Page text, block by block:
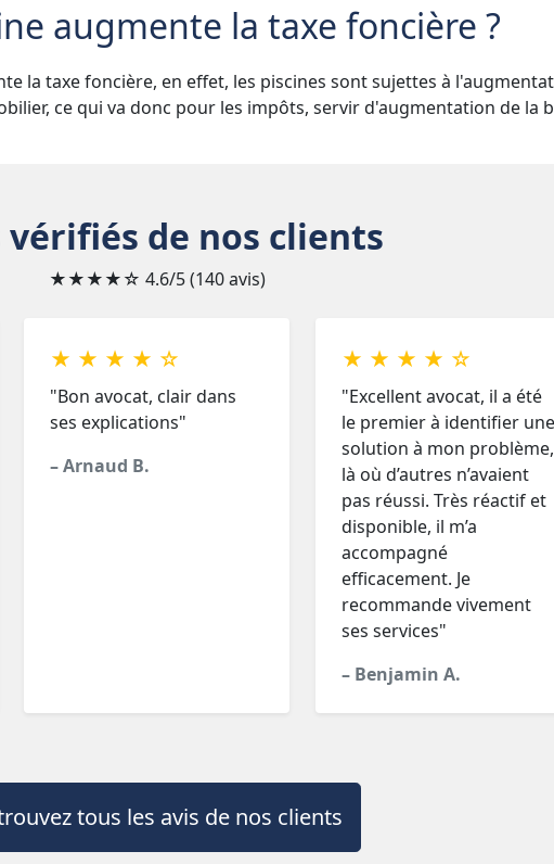
augmente la taxe foncière ?
la taxe foncière, en effet, les piscines sont sujettes à
ce qui va donc pour les impôts, servir d'augmentation de la
vérifiés de nos clients
★★★★☆ 4.6/5 (140 avis)
★ ★ ★ ★ ☆
"Bon avocat, clair dans
ses explications"
– Arnaud B.
★ ★ ★ ★ ☆
"Excellent avocat, il a été
le premier à identifier une
solution à mon problème,
là où d’autres n’avaient
pas réussi. Très réactif et
disponible, il m’a
accompagné
efficacement. Je
recommande vivement
ses services"
– Benjamin A.
tous les avis de nos clients